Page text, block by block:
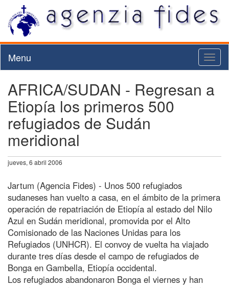
Menu
AFRICA/SUDAN - Regresan a
Etiopía los primeros 500
refugiados de Sudán
meridional
jueves, 6 abril 2006
Jartum (Agencia Fides) - Unos 500 refugiados
sudaneses han vuelto a casa, en el ámbito de la primera
operación de repatriación de Etiopía al estado del Nilo
Azul en Sudán meridional, promovida por el Alto
Comisionado de las Naciones Unidas para los
Refugiados (UNHCR). El convoy de vuelta ha viajado
durante tres días desde el campo de refugiados de
Bonga en Gambella, Etiopía occidental.
Los refugiados abandonaron Bonga el viernes y han